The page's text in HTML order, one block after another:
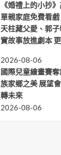
《婚禮上的小抄
單親家庭免費看
天柱藏父愛、郭
實故事放進劇本
2026-08-06
國際兒童繪畫賽
族家鄉之美 展望
轉未來
2026-08-06